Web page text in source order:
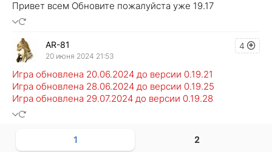
Привет всем Обновите пожалуйста уже 19.17
4
AR-81
20 июня 2024 21:53
Игра обновлена 20.06.2024 до версии 0.19.21
Игра обновлена 28.06.2024 до версии 0.19.25
Игра обновлена 29.07.2024 до версии 0.19.28
1 2